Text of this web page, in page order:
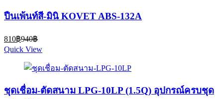
ปืนเพ้นท์สี-มินิ KOVET ABS-132A
810฿Current
price
is:
810฿.
940฿
was:
940฿.
Quick View
ชุดเชื่อม-ตัดสนาม LPG-10LP (1.5Q) อุปกรณ์ครบชุด